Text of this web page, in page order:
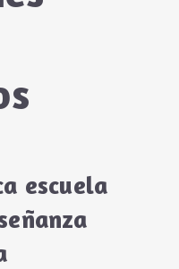
escuela